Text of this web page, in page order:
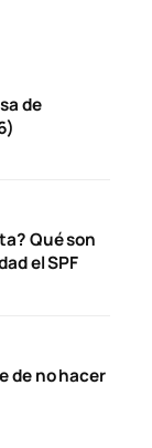
de
Qué son
el SPF
de no hacer